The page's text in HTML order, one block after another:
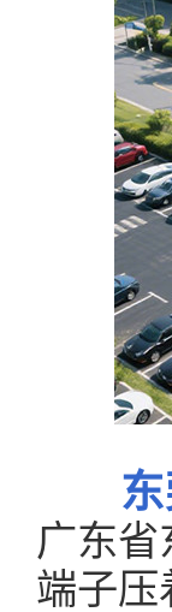
东莞
广东
端子压